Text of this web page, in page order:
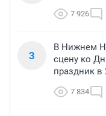
7 926
3
В Нижнем
сцену ко
праздник в
7 834